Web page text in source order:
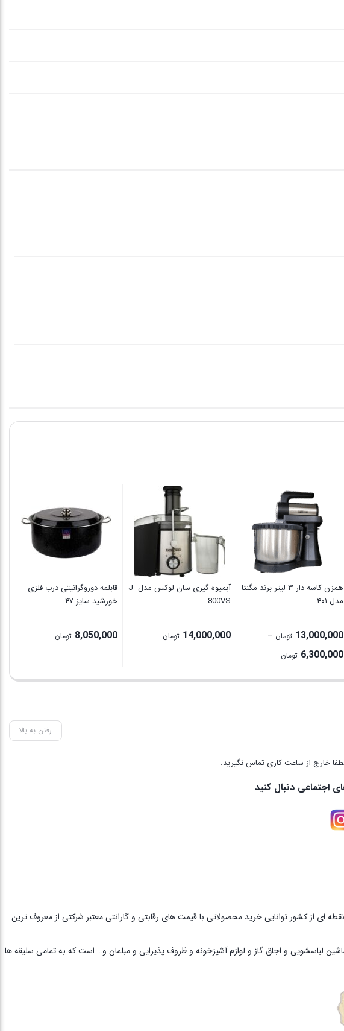
همزن کاسه دار ۳ لیتر برند مگنتا
مدل ۴۰۱
13,000,000 تومان –
6,300,000 تومانPrice
آبمیوه گیری سان لوکس مدل J-
800VS
14,000,000 تومان
قابلمه دوروگرانیتی درب فلزی
خورشید سایز ۴۷
8,050,000 تومان
رفتن به بالا
خارج از ساعت کاری تماس نگیرید.
اجتماعی دنبال کنید
ای از کشور توانایی خرید محصولاتی با قیمت های رقابتی و گارانتی معتبر شرکتی از معروف ترین
لباسشویی و اجاق گاز و لوازم آشپزخونه و ظروف پذیرایی و مبلمان و… است که به تمامی سلیقه ها